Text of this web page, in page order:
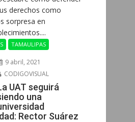
derechos como
sorpresa en
TAMAULIPAS
9 abril, 2021
CODIGOVISUAL
UAT seguirá
una
Rector Suárez